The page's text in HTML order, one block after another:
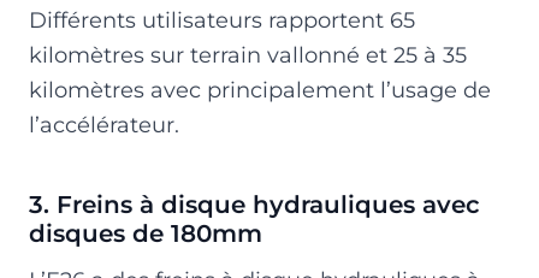
Différents utilisateurs rapportent 65
kilomètres sur terrain vallonné et 25 à 35
kilomètres avec principalement l’usage de
l’accélérateur.
3. Freins à disque hydrauliques avec
disques de 180mm